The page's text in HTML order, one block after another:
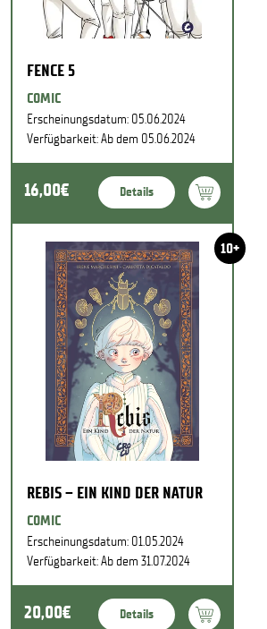
FENCE 5
COMIC
Erscheinungsdatum: 05.06.2024
Verfügbarkeit: Ab dem 05.06.2024
16,00€ Details
10+
REBIS – EIN KIND DER NATUR
COMIC
Erscheinungsdatum: 01.05.2024
Verfügbarkeit: Ab dem 31.07.2024
20,00€ Details